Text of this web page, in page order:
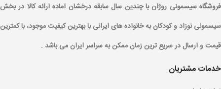
فروشگاه سیسمونی روژان با چندین سال سابقه درخشان آماده ارائه کالا در بخش
سیسمونی نوزاد و کودکان به خانواده های ایرانی با بهترین کیفیت موجود، با کمترین
قیمت و ارسال در سریع ترین زمان ممکن به سراسر ایران می باشد .
خدمات مشتریان